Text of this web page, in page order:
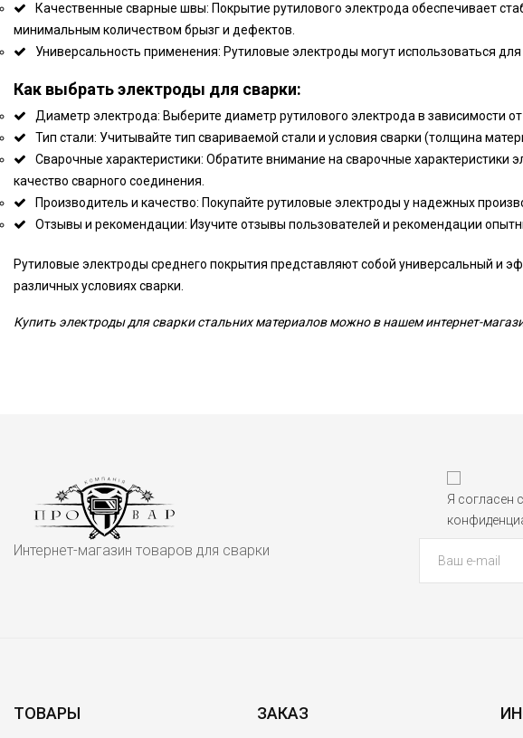
Качественные сварные швы: Покрытие рутилового электрода обеспечивает
минимальным количеством брызг и дефектов.
Универсальность применения: Рутиловые электроды могут использоваться
Как выбрать электроды для сварки:
Диаметр электрода: Выберите диаметр рутилового электрода в зависимости
Тип стали: Учитывайте тип свариваемой стали и условия сварки (толщина
Сварочные характеристики: Обратите внимание на сварочные характеристики
качество сварного соединения.
Производитель и качество: Покупайте рутиловые электроды у надежных
Отзывы и рекомендации: Изучите отзывы пользователей и рекомендации
Рутиловые электроды среднего покрытия представляют собой универсальный и
различных условиях сварки.
Купить электроды для сварки стальних материалов можно в нашем интернет-
Интернет-магазин товаров для сварки
Я согласен
ТОВАРЫ ЗАКАЗ